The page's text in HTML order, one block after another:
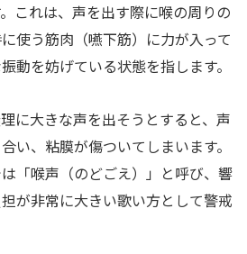
これは、声を出す際に喉の周りの
使う筋肉（嚥下筋）に力が入って
動を妨げている状態を指します。
に大きな声を出そうとすると、声
い、粘膜が傷ついてしまいます。
「喉声（のどごえ）」と呼び、響
が非常に大きい歌い方として警戒